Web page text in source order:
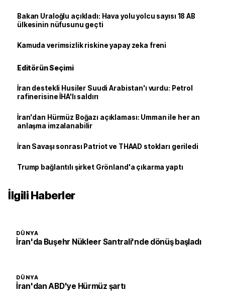
Bakan Uraloğlu açıkladı: Hava yolu yolcu sayısı 18 AB
ülkesinin nüfusunu geçti
Kamuda verimsizlik riskine yapay zeka freni
Editörün Seçimi
İran destekli Husiler Suudi Arabistan'ı vurdu: Petrol
rafinerisine İHA'lı saldırı
İran'dan Hürmüz Boğazı açıklaması: Umman ile her an
anlaşma imzalanabilir
İran Savaşı sonrası Patriot ve THAAD stokları geriledi
Trump bağlantılı şirket Grönland'a çıkarma yaptı
İlgili Haberler
DÜNYA
İran'da Buşehr Nükleer Santrali'nde dönüş başladı
DÜNYA
İran'dan ABD'ye Hürmüz şartı